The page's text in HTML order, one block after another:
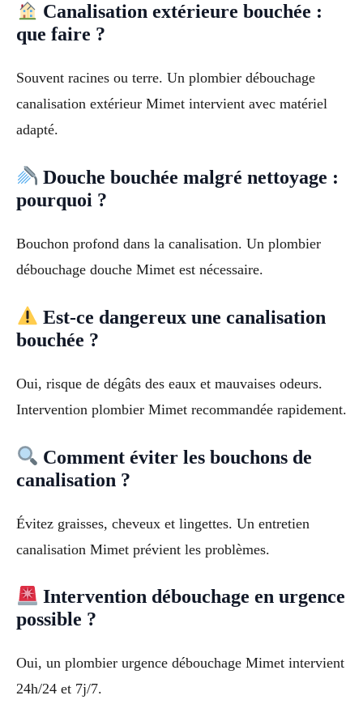
Canalisation extérieure bouchée :
que faire ?
Souvent racines ou terre. Un plombier débouchage
canalisation extérieur Mimet intervient avec matériel
adapté.
Douche bouchée malgré nettoyage :
pourquoi ?
Bouchon profond dans la canalisation. Un plombier
débouchage douche Mimet est nécessaire.
Est-ce dangereux une canalisation
bouchée ?
Oui, risque de dégâts des eaux et mauvaises odeurs.
Intervention plombier Mimet recommandée rapidement.
Comment éviter les bouchons de
canalisation ?
Évitez graisses, cheveux et lingettes. Un entretien
canalisation Mimet prévient les problèmes.
Intervention débouchage en urgence
possible ?
Oui, un plombier urgence débouchage Mimet intervient
24h/24 et 7j/7.